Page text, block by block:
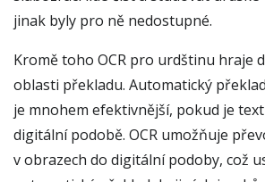
jinak byly pro ně nedostupné.
Kromě toho OCR pro urdštinu hraje
oblasti překladu. Automatický
je mnohem efektivnější, pokud je
digitální podobě. OCR umožňuje
v obrazech do digitální podoby, což